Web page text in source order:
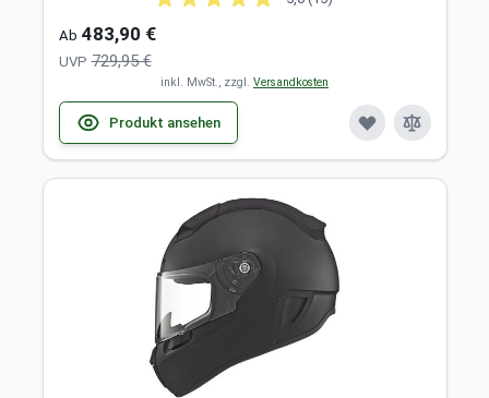
Ab 483,90 €
UVP 729,95 €
inkl. MwSt., zzgl. Versandkosten
Produkt ansehen